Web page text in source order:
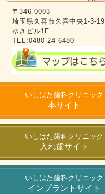
〒346-0003
埼玉県久喜市久喜中央1-3-19
ゆきビル1F
TEL:0480-24-6480
いしはた歯科クリニック
本サイト
いしはた歯科クリニック
入れ歯サイト
いしはた歯科クリニック
インプラントサイト